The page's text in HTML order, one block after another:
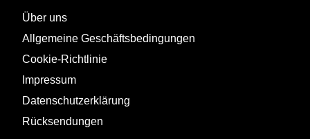
Über uns
Allgemeine Geschäftsbedingungen
Cookie-Richtlinie
Impressum
Datenschutzerklärung
Rücksendungen